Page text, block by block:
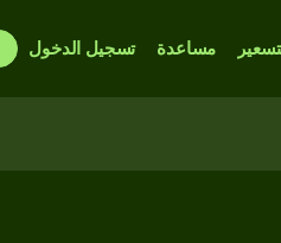
مساعدة تسجيل الدخول